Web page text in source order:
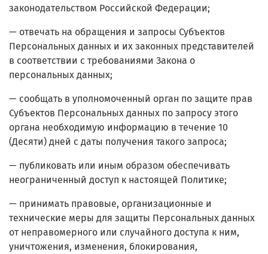
законодательством Российской Федерации;
— отвечать на обращения и запросы Субъектов
Персональных данных и их законных представителей
в соответствии с требованиями Закона о
персональных данных;
— сообщать в уполномоченный орган по защите прав
Субъектов Персональных данных по запросу этого
органа необходимую информацию в течение 10
(Десяти) дней с даты получения такого запроса;
— публиковать или иным образом обеспечивать
неограниченный доступ к настоящей Политике;
— принимать правовые, организационные и
технические меры для защиты Персональных данных
от неправомерного или случайного доступа к ним,
уничтожения, изменения, блокирования,